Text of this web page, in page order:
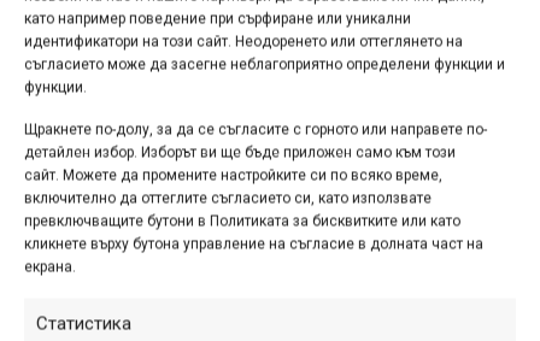
като например поведение при сърфиране или уникални
идентификатори на този сайт. Неодоренето или оттеглянето на
съгласието може да засегне неблагоприятно определени функции и
функции.
Щракнете по-долу, за да се съгласите с горното или направете по-
детайлен избор. Изборът ви ще бъде приложен само към този
сайт. Можете да промените настройките си по всяко време,
включително да оттеглите съгласието си, като използвате
превключващите бутони в Политиката за бисквитките или като
кликнете върху бутона управление на съгласие в долната част на
екрана.
Статистика
Село Милкьовци